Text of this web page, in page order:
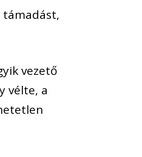
támadást,
vezető
vélte, a